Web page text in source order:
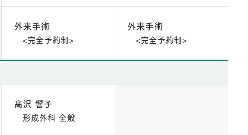
外来手術
<完全予約制>
外来手術
<完全予約制>
髙沢 響子
形成外科 全般